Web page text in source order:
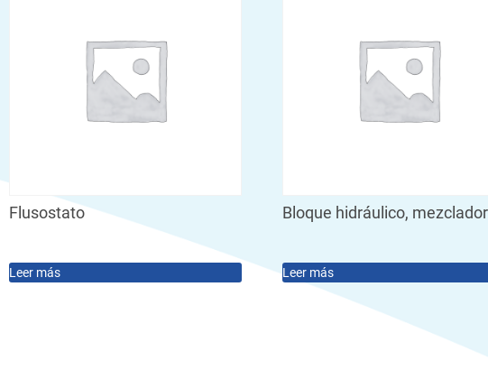
Flusostato
Leer más
Bloque hidráulico,
Leer más